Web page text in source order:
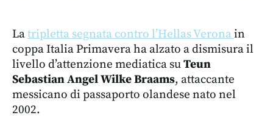
Latripletta segnata contro l’Hellas Veronain
coppa Italia Primavera ha alzato a dismisura il
livello d’attenzione mediatica suTeun
Sebastian Angel Wilke Braams, attaccante
messicano di passaporto olandese nato nel
2002.